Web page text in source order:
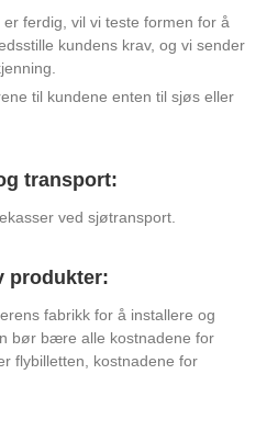
ferdig, vil vi teste formen for å
kundens krav, og vi sender
til kundene enten til sjøs eller
transport:
ved sjøtransport.
produkter:
fabrikk for å installere og
bør bære alle kostnadene for
flybilletten, kostnadene for